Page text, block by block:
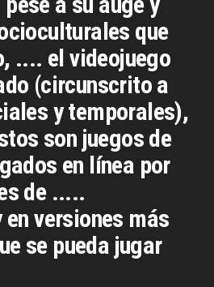
que
.... el videojuego
(circunscrito a
y temporales),
son juegos de
en línea por
de .....
versiones más
se pueda jugar